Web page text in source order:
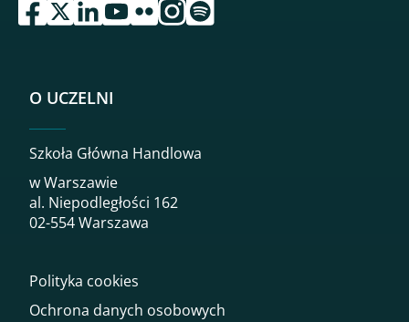
przejdź do serwisu facebook sgh
przejdź do serwisu twitter sgh
przejdź do serwisu linkedin sgh
przejdź do serwisu youtube sgh
przejdź do serwisu flickr sgh
przejdź do serwisu instagram sgh
przejdź do serwisu spotify sgh
O UCZELNI
Szkoła Główna Handlowa
w Warszawie
al. Niepodległości 162
02-554 Warszawa
Polityka cookies
Ochrona danych osobowych